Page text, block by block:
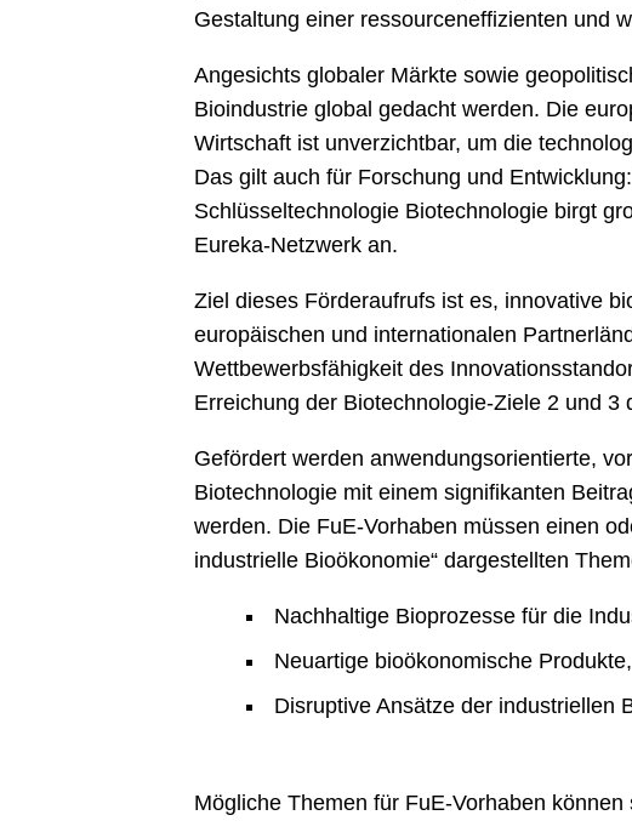
Gestaltung einer ressourceneffizienten und
Angesichts globaler Märkte sowie
Bioindustrie global gedacht werden. Die
Wirtschaft ist unverzichtbar, um die
Das gilt auch für Forschung und
Schlüsseltechnologie Biotechnologie birgt
Eureka-Netzwerk an.
Ziel dieses Förderaufrufs ist es, innovative
europäischen und internationalen
Wettbewerbsfähigkeit des
Erreichung der Biotechnologie-Ziele 2 und 3
Gefördert werden anwendungsorientierte,
Biotechnologie mit einem signifikanten
werden. Die FuE-Vorhaben müssen einen
industrielle Bioökonomie“ dargestellten
Nachhaltige Bioprozesse für die
Neuartige bioökonomische Produkte,
Disruptive Ansätze der industriellen
Mögliche Themen für FuE-Vorhaben